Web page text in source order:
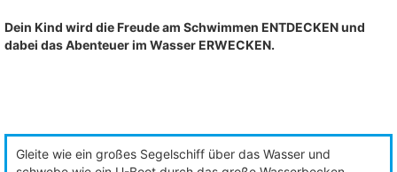
Dein Kind wird die Freude am Schwimmen ENTDECKEN und
dabei das Abenteuerim Wasser ERWECKEN.
Gleite wie ein großes Segelschiff über das Wasser und